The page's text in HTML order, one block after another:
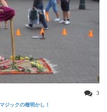
3
ジックの種明かし！